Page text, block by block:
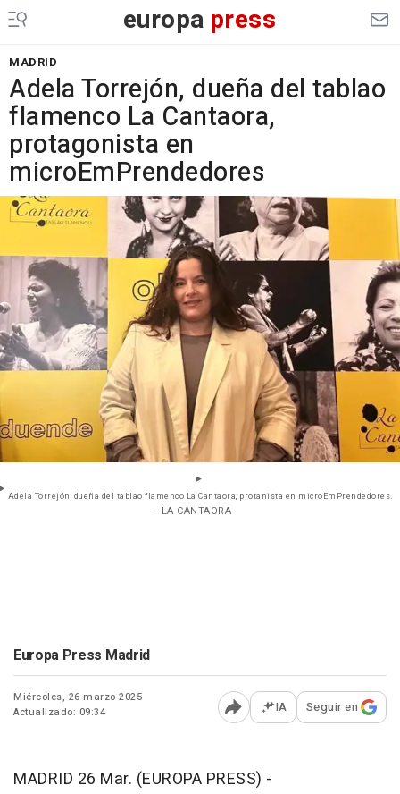
europa press
MADRID
Adela Torrejón, dueña del tablao
flamenco La Cantaora,
protagonista en
microEmPrendedores
Adela Torrejón, dueña del tablao flamenco La Cantaora, protanista en microEmPrendedores.
- LA CANTAORA
Europa Press Madrid
Miércoles, 26 marzo 2025
Actualizado: 09:34
Abrir opciones para
IA Seguir en
MADRID 26 Mar. (EUROPA PRESS) -